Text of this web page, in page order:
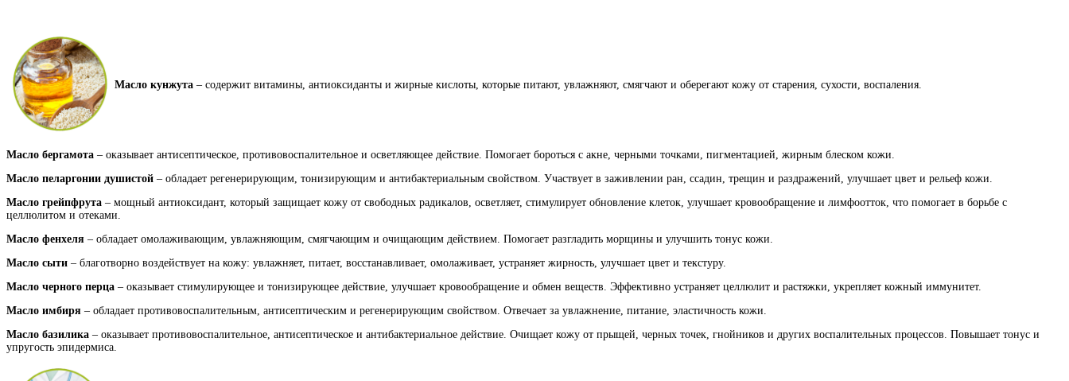
Масло кунжута – содержит витамины, антиоксиданты и жирные кислоты, которые питают, увлажняют, смягчают и оберегают кожу от старения, сухости, воспаления.
Масло бергамота – оказывает антисептическое, противовоспалительное и осветляющее действие. Помогает бороться с акне, черными точками, пигментацией, жирным блеском кожи.
Масло пеларгонии душистой – обладает регенерирующим, тонизирующим и антибактериальным свойством. Участвует в заживлении ран, ссадин, трещин и раздражений, улучшает цвет и рельеф кожи.
Масло грейпфрута – мощный антиоксидант, который защищает кожу от свободных радикалов, осветляет, стимулирует обновление клеток, улучшает кровообращение и лимфоотток, что помогает в борьбе с
целлюлитом и отеками.
Масло фенхеля – обладает омолаживающим, увлажняющим, смягчающим и очищающим действием. Помогает разгладить морщины и улучшить тонус кожи.
Масло сыти – благотворно воздействует на кожу: увлажняет, питает, восстанавливает, омолаживает, устраняет жирность, улучшает цвет и текстуру.
Масло черного перца – оказывает стимулирующее и тонизирующее действие, улучшает кровообращение и обмен веществ. Эффективно устраняет целлюлит и растяжки, укрепляет кожный иммунитет.
Масло имбиря – обладает противовоспалительным, антисептическим и регенерирующим свойством. Отвечает за увлажнение, питание, эластичность кожи.
Масло базилика – оказывает противовоспалительное, антисептическое и антибактериальное действие. Очищает кожу от прыщей, черных точек, гнойников и других воспалительных процессов. Повышает тонус и
упругость эпидермиса.